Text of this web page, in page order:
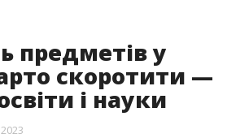
предметів у
скоротити —
і науки